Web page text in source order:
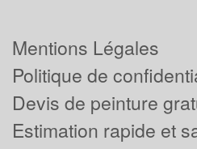
Mentions Légales
Politique de
Devis de peinture
Estimation rapide et